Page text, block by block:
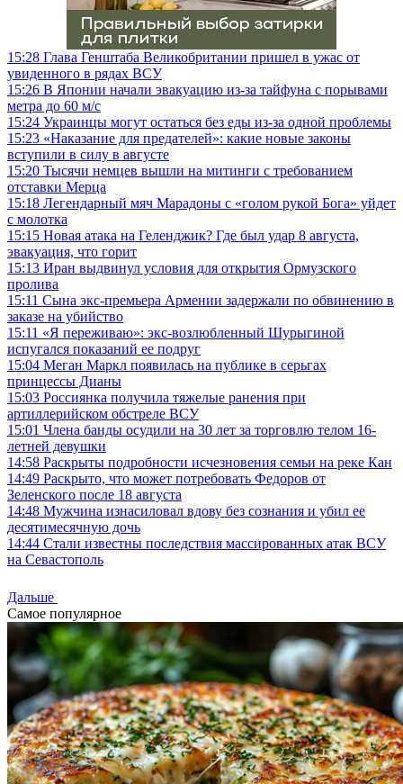
15:28 Глава Генштаба Великобритании пришел в ужас от
увиденного в рядах ВСУ
15:26 В Японии начали эвакуацию из-за тайфуна с порывами
метра до 60 м/с
15:24 Украинцы могут остаться без еды из-за одной проблемы
15:23 «Наказание для предателей»: какие новые законы
вступили в силу в августе
15:20 Тысячи немцев вышли на митинги с требованием
отставки Мерца
15:18 Легендарный мяч Марадоны с «голом рукой Бога» уйдет
с молотка
15:15 Новая атака на Геленджик? Где был удар 8 августа,
эвакуация, что горит
15:13 Иран выдвинул условия для открытия Ормузского
пролива
15:11 Сына экс-премьера Армении задержали по обвинению в
заказе на убийство
15:11 «Я переживаю»: экс-возлюбленный Шурыгиной
испугался показаний ее подруг
15:04 Меган Маркл появилась на публике в серьгах
принцессы Дианы
15:03 Россиянка получила тяжелые ранения при
артиллерийском обстреле ВСУ
15:01 Члена банды осудили на 30 лет за торговлю телом 16-
летней девушки
14:58 Раскрыты подробности исчезновения семьи на реке Кан
14:49 Раскрыто, что может потребовать Федоров от
Зеленского после 18 августа
14:48 Мужчина изнасиловал вдову без сознания и убил ее
десятимесячную дочь
14:44 Стали известны последствия массированных атак ВСУ
на Севастополь
Дальше
Самое популярное